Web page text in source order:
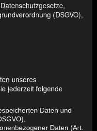
(DSGVO),
unseres
jederzeit folgende
Daten und
Daten (Art.